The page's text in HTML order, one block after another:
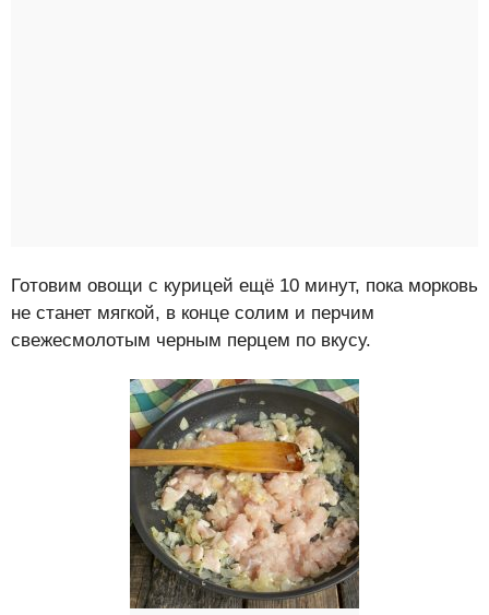
Готовим овощи с курицей ещё 10 минут, пока морковь
не станет мягкой, в конце солим и перчим
свежесмолотым черным перцем по вкусу.